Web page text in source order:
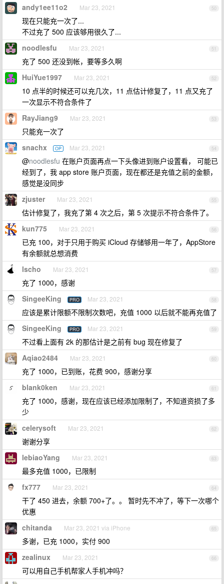
50
andy1ee11o2 Mar 23, 2021
现在只能充一次了...
不过充了 500 应该够用很久了...
51
noodlesfu Mar 23, 2021
充了 500 还没到帐，要等多久啊
52
HuiYue1997 Mar 23, 2021
10 点半的时候还可以充几次，11 点估计修复了，11 点又充了
一次显示不符合条件了
53
RayJiang9 Mar 23, 2021
只能充一次了
54
snachx OP Mar 23, 2021
@noodlesfu 在账户页面再点一下头像进到账户设置看， 可能已
经到了，我 app store 账户页面，现在都还是充值之前的金额，
感觉是没同步
55
zjuster Mar 23, 2021
估计修复了，我充了第 4 次之后，第 5 次提示不符合条件了。
56
kun775 Mar 23, 2021
已充 100，对于只用于购买 iCloud 存储够用一年了，AppStore
有余额就总想消费
57
lscho Mar 23, 2021
充了 1000，感谢
58
SingeeKing PRO Mar 23, 2021
应该是累计限额不限制次数吧，充值 1000 以后就不能再充值了
59
SingeeKing PRO Mar 23, 2021
不过看上面有 2k 的那估计是之前有 bug 现在修复了
60
Aqiao2484 Mar 23, 2021
充了 1000，已到账，花费 900，感谢分享
61
blank0ken Mar 23, 2021
充了 1000，感谢，现在应该已经添加限制了，不知道资损了多
少
62
celerysoft Mar 23, 2021
谢谢分享
63
lebiaoYang Mar 23, 2021
最多充值 1000，已限制
64
fx777 Mar 23, 2021
干了 450 进去，余额 700+了。。 暂时先不冲了，等下一次哪个
优惠
65
chitanda Mar 23, 2021 via iPhone
多谢，已充 1000，实付 900
66
zealinux Mar 23, 2021
可以用自己手机帮家人手机冲吗？